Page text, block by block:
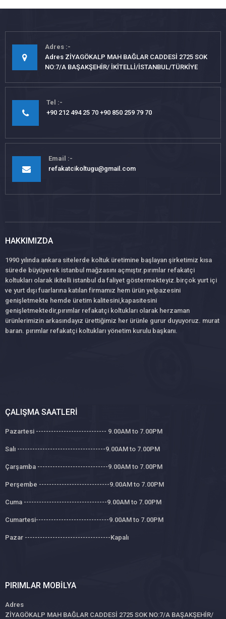
Adres
Adres ZİYAGÖKALP MAH BAĞLAR CADDESİ 2725 SOK
NO:7/A BAŞAKŞEHİR/ İKİTELLİ/İSTANBUL/TÜRKİYE
Tel
+90 212 494 25 70 +90 850 259 79 70
Email
refakatcikoltugu@gmail.com
HAKKIMIZDA
1990 yılında ankara sitelerde koltuk üretimine başlayan şirketimiz kısa
sürede büyüyerek istanbul mağzasını açmıştır.pırımlar refakatçi
koltukları olarak ikitelli istanbul da faliyet göstermekteyiz.birçok yurt içi
ve yurt dışı fuarlarına katılan firmamız hem ürün yelpazesini
genişletmekte hemde üretim kalitesini,kapasitesini
genişletmektedir,pırımlar refakatçi koltukları olarak herzaman
ürünlerimizin arkasındayız ürettiğimiz her ürünle gurur duyuyoruz. murat
baran. pırımlar refakatçi koltukları yönetim kurulu başkanı.
ÇALIŞMA SAATLERI
Pazartesi ---------------------------- 9.00AM to 7.00PM
Salı -----------------------------------9.00AM to 7.00PM
Çarşamba ----------------------------9.00AM to 7.00PM
Perşembe ----------------------------9.00AM to 7.00PM
Cuma ---------------------------------9.00AM to 7.00PM
Cumartesi-----------------------------9.00AM to 7.00PM
Pazar ----------------------------------Kapalı
PIRIMLAR MOBILYA
Adres
ZİYAGÖKALP MAH BAĞLAR CADDESİ 2725 SOK NO:7/A BAŞAKŞEHİR/